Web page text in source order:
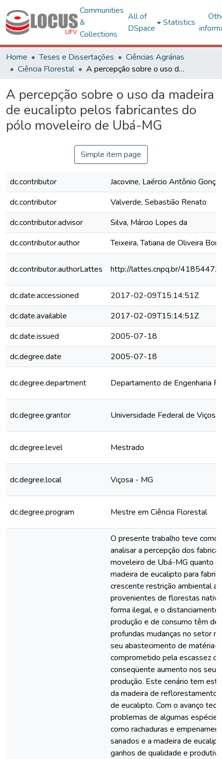
Communities
&
Collections
All of
DSpace
Statistics
Home Teses e Dissertações
Ciências Agrárias
Ciência Florestal
A percepção sobre o uso da madeira de eucalipto pelos fabricantes do pólo moveleiro de Ubá-MG
A percepção sobre o uso da madeira
de eucalipto pelos fabricantes do
pólo moveleiro de Ubá-MG
Simple item page
dc.contributor
Jacovine, Laércio Antônio
dc.contributor
Valverde, Sebastião Renato
dc.contributor.advisor
Silva, Márcio Lopes da
dc.contributor.author
Teixeira, Tatiana de Oliveira
dc.contributor.authorLattes http://lattes.cnpq.br/
dc.date.accessioned
2017-02-09T15:14:51Z
dc.date.available
2017-02-09T15:14:51Z
dc.date.issued
2005-07-18
dc.degree.date
2005-07-18
dc.degree.department Departamento de Engenharia
dc.degree.grantor Universidade Federal de Viçosa
dc.degree.level Mestrado
dc.degree.local Viçosa - MG
dc.degree.program Mestre em Ciência Florestal
O presente trabalho teve como
analisar a percepção dos
moveleiro de Ubá-MG quanto à
madeira de eucalipto para
crescente restrição ambiental
provenientes de florestas
forma ilegal, e o
produção e de consumo têm
profundas mudanças no setor
seu abastecimento de matéria-
comprometido pela escassez
conseqüente aumento nos
produção. Este cenário tem
da madeira de reflorestamento,
de eucalipto. Com o avanço
problemas de algumas
como rachaduras e
sanados e a madeira de
ganhos de qualidade e